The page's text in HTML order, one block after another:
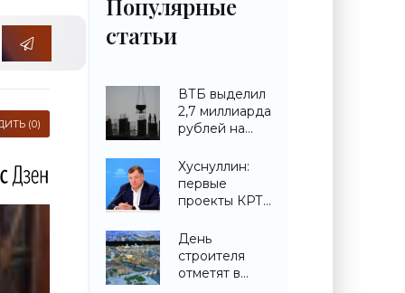
(0)
Популярные
статьи
ВТБ выделил
2,7 миллиарда
рублей на
ЖК в
Симферополе -
«Строительство»
Хуснуллин:
первые
проекты КРТ
городах ДНР -
«Строительство»
День
строителя
отметят в